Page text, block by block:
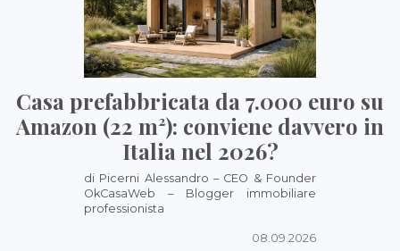
Casa prefabbricata da 7.000 euro su
Amazon (22 m²): conviene davvero in
Italia nel 2026?
di Picerni Alessandro – CEO & Founder
OkCasaWeb – Blogger immobiliare
professionista
08.09.2026